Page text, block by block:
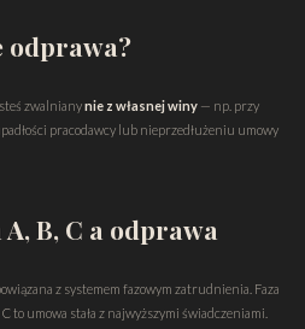
odprawa?
zwalnianynie z własnej winy — np. przy
pracodawcy lub nieprzedłużeniu umowy
B, C a odprawa
z systemem fazowym zatrudnienia. Faza
to umowa stała z najwyższymi świadczeniami.